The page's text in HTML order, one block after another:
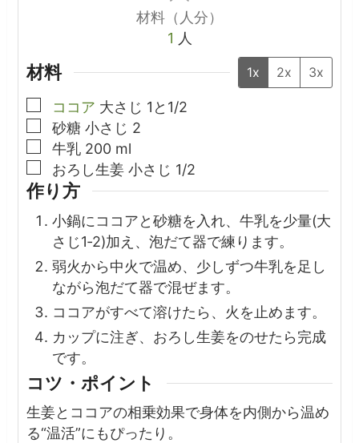
材料（人分）
1 人
材料 1x 2x 3x
▢
ココア 大さじ 1と1/2
▢
砂糖 小さじ 2
▢
牛乳 200 ml
▢
おろし生姜 小さじ 1/2
作り方
小鍋にココアと砂糖を入れ、牛乳を少量(大
さじ1‐2)加え、泡だて器で練ります。
弱火から中火で温め、少しずつ牛乳を足し
ながら泡だて器で混ぜます。
ココアがすべて溶けたら、火を止めます。
カップに注ぎ、おろし生姜をのせたら完成
です。
コツ・ポイント
生姜とココアの相乗効果で身体を内側から温め
る“温活”にもぴったり。